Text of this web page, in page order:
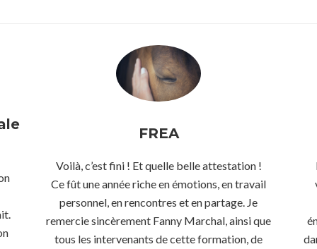
FREA
Voilà, c’est fini ! Et quelle belle attestation !
Ce fût une année riche en émotions, en travail
personnel, en rencontres et en partage. Je
remercie sincèrement Fanny Marchal, ainsi que
tous les intervenants de cette formation, de